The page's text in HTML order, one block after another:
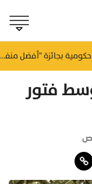
منذ ١٦ ساعة محافظ الظاهرة يُكرّم 3 جهات حكومية بجائزة "أفضل منفذ تقديم خدمة" لعام 2025
فتور